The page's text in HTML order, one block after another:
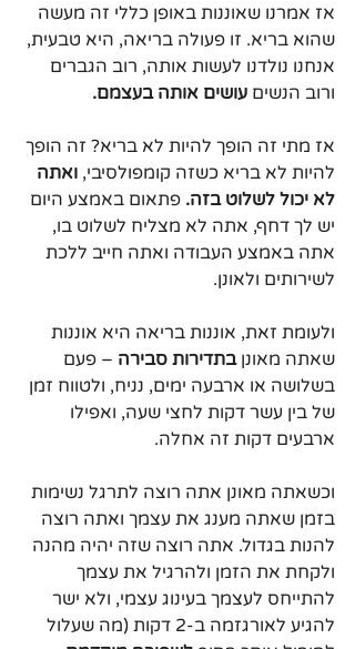
אז אמרנו שאוננות באופן כללי זה מעשה
שהוא בריא. זו פעולה בריאה, היא טבעית,
אנחנו נולדנו לעשות אותה, רוב הגברים
ורוב הנשים עושים אותה בעצמם.
אז מתי זה הופך להיות לא בריא? זה הופך
להיות לא בריא כשזה קומפולסיבי, ואתה
לא יכול לשלוט בזה. פתאום באמצע היום
יש לך דחף, אתה לא מצליח לשלוט בו,
אתה באמצע העבודה ואתה חייב ללכת
לשירותים ולאונן.
ולעומת זאת, אוננות בריאה היא אוננות
שאתה מאונן בתדירות סבירה – פעם
בשלושה או ארבעה ימים, נניח, ולטווח זמן
של בין עשר דקות לחצי שעה, ואפילו
ארבעים דקות זה אחלה.
וכשאתה מאונן אתה רוצה לתרגל נשימות
בזמן שאתה מענג את עצמך ואתה רוצה
להנות בגדול. אתה רוצה שזה יהיה מהנה
ולקחת את הזמן ולהרגיל את עצמך
להתייחס לעצמך בעינוג עצמי, ולא ישר
להגיע לאורגזמה ב-2 דקות (מה שעלול